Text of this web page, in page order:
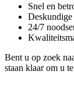
Snel en
Deskundige
24/7
Bent u op zoek
staan klaar om u